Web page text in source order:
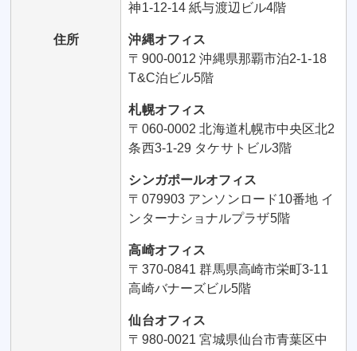
住所
神1-12-14 紙与渡辺ビル4階
沖縄オフィス
〒900-0012 沖縄県那覇市泊2-1-18
T&C泊ビル5階
札幌オフィス
〒060-0002 北海道札幌市中央区北2
条西3-1-29 タケサトビル3階
シンガポールオフィス
〒079903 アンソンロード10番地 イ
ンターナショナルプラザ5階
高崎オフィス
〒370-0841 群馬県高崎市栄町3-11
高崎バナーズビル5階
仙台オフィス
〒980-0021 宮城県仙台市青葉区中